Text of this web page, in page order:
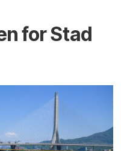
for Stad